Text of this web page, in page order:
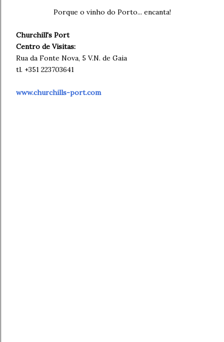
Porque o vinho do Porto... encanta!
Churchill's Port
Centro de Visitas:
Rua da Fonte Nova, 5 V.N. de Gaia
tl. +351 223703641
www.churchills-port.com